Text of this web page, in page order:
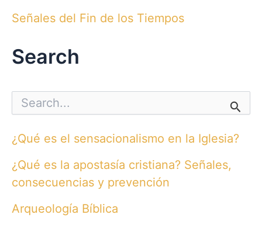
Señales del Fin de los Tiempos
Search
c
f
o
r
¿Qué es el sensacionalismo en la Iglesia?
¿Qué es la apostasía cristiana? Señales,
consecuencias y prevención
Arqueología Bíblica